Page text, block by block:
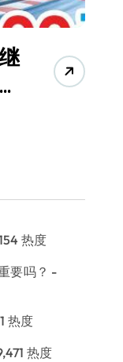
热度
要吗？ -
热度
热度